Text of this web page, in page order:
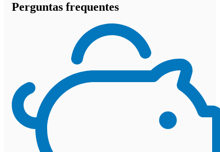
Perguntas frequentes